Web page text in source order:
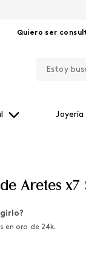
Quiero ser
Joyería
Aretes
en oro de 24k.